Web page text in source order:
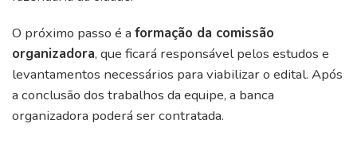
O próximo passo é a formação da comissão
organizadora, que ficará responsável pelos estudos e
levantamentos necessários para viabilizar o edital. Após
a conclusão dos trabalhos da equipe, a banca
organizadora poderá ser contratada.